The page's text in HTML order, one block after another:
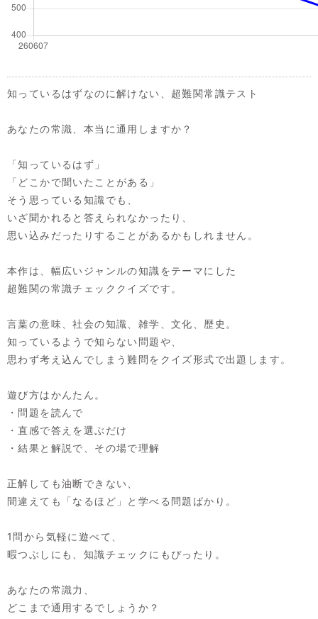
知っているはずなのに解けない、超難関常識テスト
あなたの常識、本当に通用しますか？
「知っているはず」
「どこかで聞いたことがある」
そう思っている知識でも、
いざ聞かれると答えられなかったり、
思い込みだったりすることがあるかもしれません。
本作は、幅広いジャンルの知識をテーマにした
超難関の常識チェッククイズです。
言葉の意味、社会の知識、雑学、文化、歴史。
知っているようで知らない問題や、
思わず考え込んでしまう難問をクイズ形式で出題します。
遊び方はかんたん。
・問題を読んで
・直感で答えを選ぶだけ
・結果と解説で、その場で理解
正解しても油断できない、
間違えても「なるほど」と学べる問題ばかり。
1問から気軽に遊べて、
暇つぶしにも、知識チェックにもぴったり。
あなたの常識力、
どこまで通用するでしょうか？